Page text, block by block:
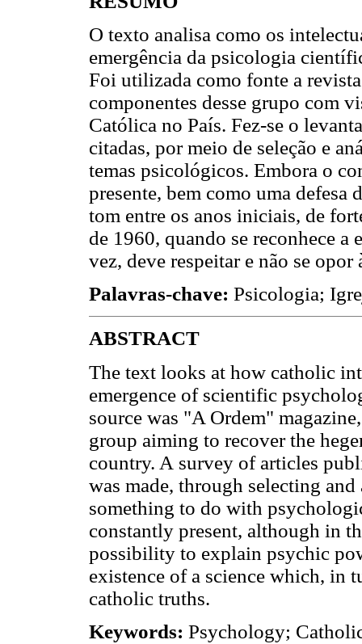
O texto analisa como os
emergência da psicologia
Foi utilizada como fonte a
componentes desse grupo com
Católica no País. Fez-se o
citadas, por meio de seleção e
temas psicológicos. Embora o
presente, bem como uma defesa
tom entre os anos iniciais, de
de 1960, quando se reconhece a
vez, deve respeitar e não se opor
Palavras-chave: Psicologia;
ABSTRACT
The text looks at how catholic
emergence of scientific
source was "A Ordem"
group aiming to recover the
country. A survey of articles
was made, through selecting
something to do with
constantly present, although in
possibility to explain psychic
existence of a science which, in
catholic truths.
Keywords: Psychology;